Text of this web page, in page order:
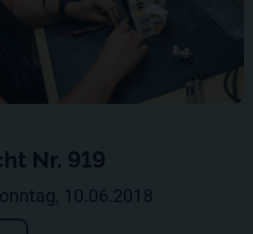
Nr. 919
10.06.2018